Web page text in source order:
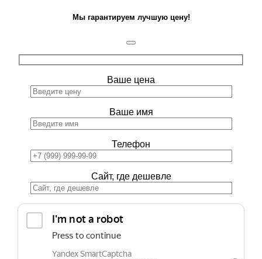
Мы гарантируем лучшую цену!
Ваше цена
Ваше имя
Телефон
Сайт, где дешевле